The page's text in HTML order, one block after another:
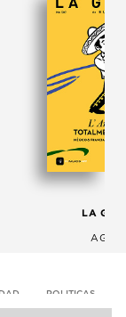
LA
POLITICAS